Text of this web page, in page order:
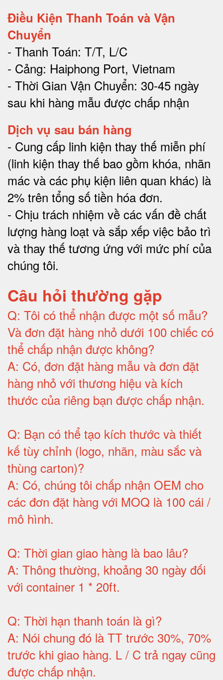
Điều Kiện Thanh Toán và Vận
Chuyển
- Thanh Toán: T/T, L/C
- Cảng: Haiphong Port, Vietnam
- Thời Gian Vận Chuyển: 30-45 ngày
sau khi hàng mẫu được chấp nhận
Dịch vụ sau bán hàng
- Cung cấp linh kiện thay thế miễn phí
(linh kiện thay thế bao gồm khóa, nhãn
mác và các phụ kiện liên quan khác) là
2% trên tổng số tiền hóa đơn.
- Chịu trách nhiệm về các vấn đề chất
lượng hàng loạt và sắp xếp việc bảo trì
và thay thế tương ứng với mức phí của
chúng tôi.
Câu hỏi thường gặp
Q: Tôi có thể nhận được một số mẫu?
Và đơn đặt hàng nhỏ dưới 100 chiếc có
thể chấp nhận được không?
A: Có, đơn đặt hàng mẫu và đơn đặt
hàng nhỏ với thương hiệu và kích
thước của riêng bạn được chấp nhận.
Q: Bạn có thể tạo kích thước và thiết
kế tùy chỉnh (logo, nhãn, màu sắc và
thùng carton)?
A: Có, chúng tôi chấp nhận OEM cho
các đơn đặt hàng với MOQ là 100 cái /
mô hình.
Q: Thời gian giao hàng là bao lâu?
A: Thông thường, khoảng 30 ngày đối
với container 1 * 20ft.
Q: Thời hạn thanh toán là gì?
A: Nói chung đó là TT trước 30%, 70%
trước khi giao hàng. L / C trả ngay cũng
được chấp nhận.